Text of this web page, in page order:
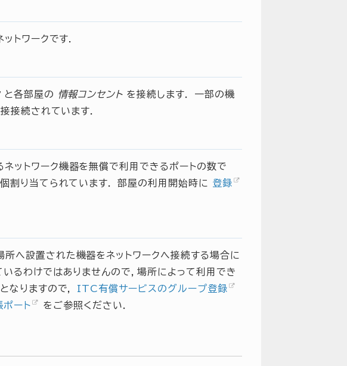
トワークです．
と各部屋の 情報コンセント を接続します． 一部の機
接続されています．
ットワーク機器を無償で利用できるポートの数で
個割り当てられています． 部屋の利用開始時に 登録
へ設置された機器をネットワークへ接続する場合に
るわけではありませんので，場所によって利用でき
なりますので， ITC有償サービスのグループ登録
ポート をご参照ください．